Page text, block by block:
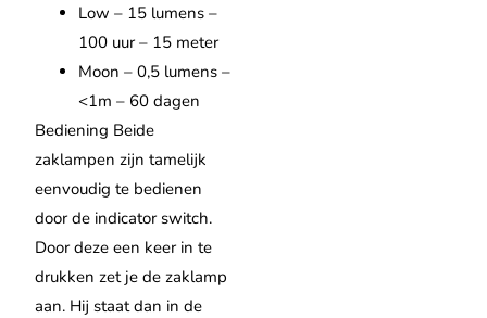
Low – 15 lumens –
100 uur – 15 meter
Moon – 0,5 lumens –
<1m – 60 dagen
Bediening Beide
zaklampen zijn tamelijk
eenvoudig te bedienen
door de indicator switch.
Door deze een keer in te
drukken zet je de zaklamp
aan. Hij staat dan in de